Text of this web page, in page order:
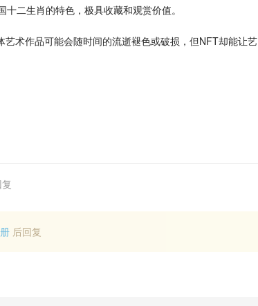
二生肖的特色，极具收藏和观赏价值。
术作品可能会随时间的流逝褪色或破损，但NFT却能让艺
后回复